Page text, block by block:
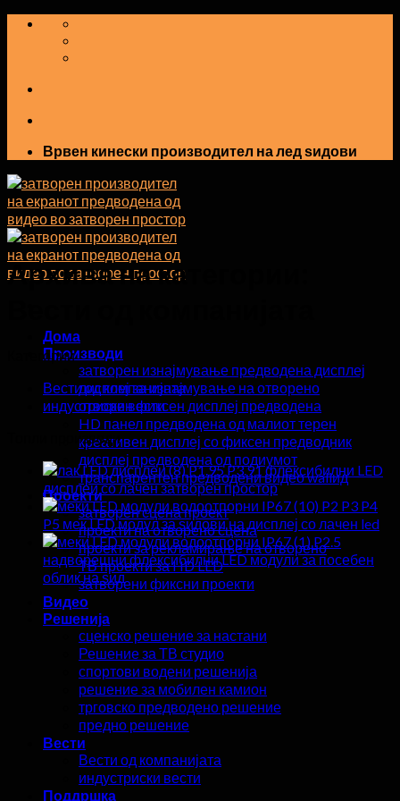
Прескокнете
содржината
Врвен кинески производител на лед ѕидови
Дома
Производи
затворен изнајмување предводена дисплеј
дисплеј за изнајмување на отворено
отворен фиксен дисплеј предводена
HD панел предводена од малиот терен
креативен дисплеј со фиксен предводник
дисплеј предводена од подиумот
транспарентен предводени видео wallид
Проекти
затворен сцена проект
проекти на отворено сцена
проекти за рекламирање на отворено
ТВ проекти за HD LED
затворени фиксни проекти
Видео
Решенија
сценско решение за настани
Решение за ТВ студио
спортови водени решенија
решение за мобилен камион
трговско предводено решение
предно решение
Вести
Вести од компанијата
индустриски вести
Поддршка
Архива на категории:
Категории
Вести од компанијата
индустриски вести
Топли производи
P1.95 P3.91 флексибилни LED
дисплеи со лачен затворен простор
P2 P3 P4
P5 мек LED модул за ѕидови на дисплеј со лачен led
P2.5
надворешни флексибилни LED модули за посебен
облик на ѕид